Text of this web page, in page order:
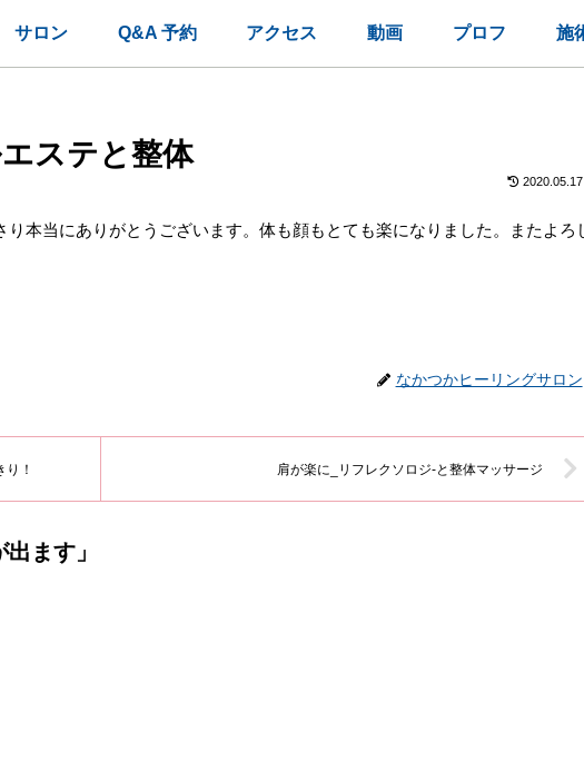
サロン Q&A 予約 アクセス 動画 プロフ 施
ステと整体
2020.05.17
本当にありがとうございます。体も顔もとても楽になりました。またよろ
なかつかヒーリングサロン
！ 肩が楽に_リフレクソロジ-と整体マッサージ
ます」